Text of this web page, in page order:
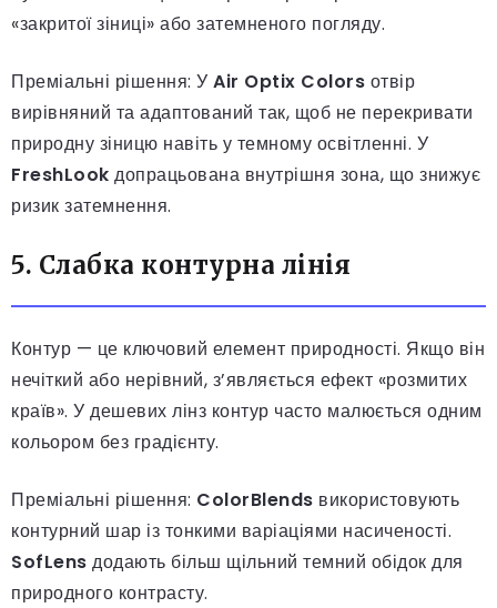
«закритої зіниці» або затемненого погляду.
Преміальні рішення: У Air Optix Colors отвір
вирівняний та адаптований так, щоб не перекривати
природну зіницю навіть у темному освітленні. У
FreshLook допрацьована внутрішня зона, що знижує
ризик затемнення.
5. Слабка контурна лінія
Контур — це ключовий елемент природності. Якщо він
нечіткий або нерівний, з’являється ефект «розмитих
країв». У дешевих лінз контур часто малюється одним
кольором без градієнту.
Преміальні рішення: ColorBlends використовують
контурний шар із тонкими варіаціями насиченості.
SofLens додають більш щільний темний обідок для
природного контрасту.